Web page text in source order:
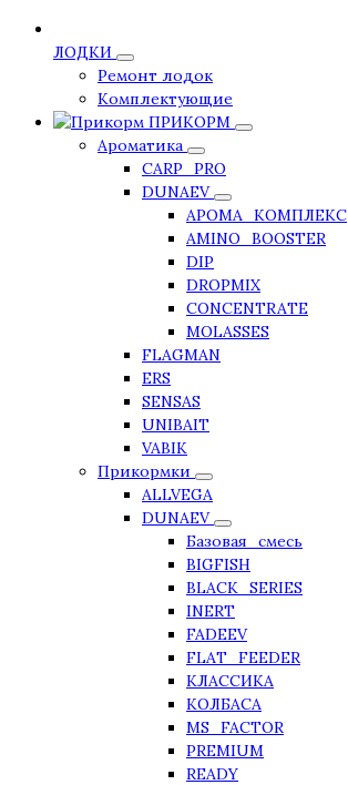
ЛОДКИ
Ремонт лодок
Комплектующие
ПРИКОРМ
Ароматика
CARP_PRO
DUNAEV
АРОМА_КОМПЛЕКС
AMINO_BOOSTER
DIP
DROPMIX
CONCENTRATE
MOLASSES
FLAGMAN
ERS
SENSAS
UNIBAIT
VABIK
Прикормки
ALLVEGA
DUNAEV
Базовая_смесь
BIGFISH
BLACK_SERIES
INERT
FADEEV
FLAT_FEEDER
КЛАССИКА
КОЛБАСА
MS_FACTOR
PREMIUM
READY